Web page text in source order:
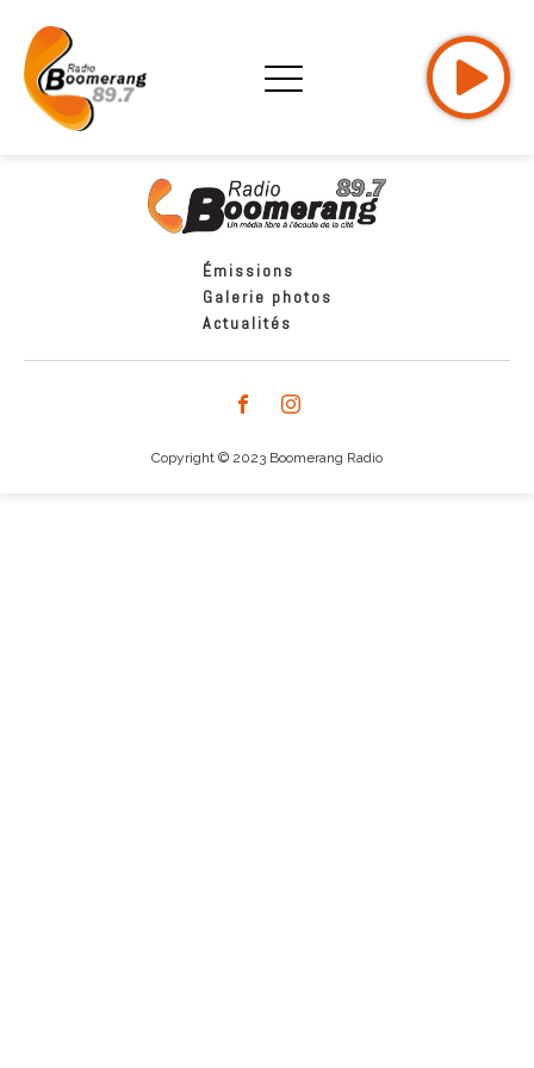
Émissions
Galerie photos
Actualités
Copyright © 2023 Boomerang Radio